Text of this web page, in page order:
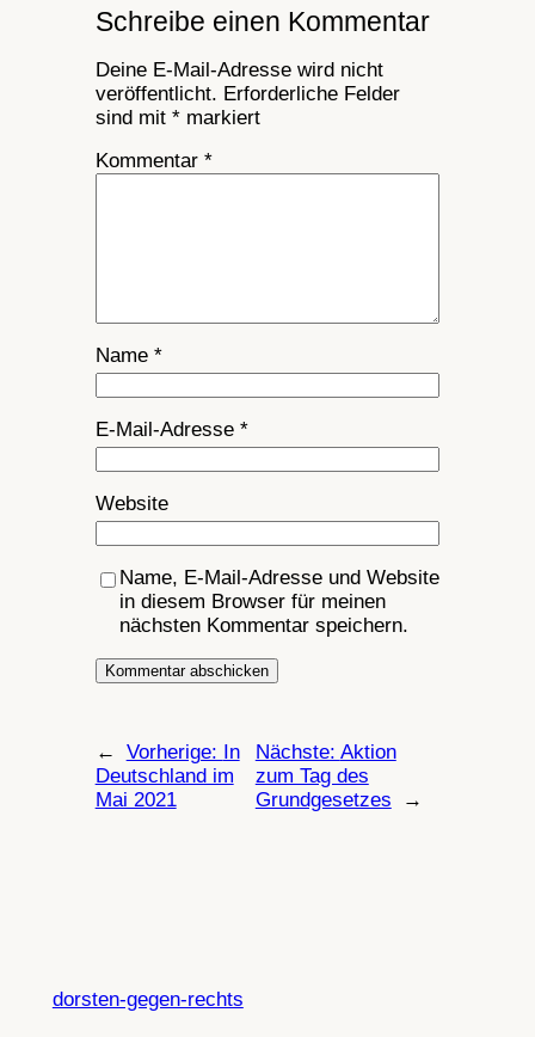
Schreibe einen Kommentar
Deine E-Mail-Adresse wird nicht
veröffentlicht. Erforderliche Felder
sind mit *markiert
Kommentar *
Name *
E-Mail-Adresse *
Website
Name, E-Mail-Adresse und Website
in diesem Browser für meinen
nächsten Kommentar speichern.
← Vorherige: In
Deutschland im
Mai 2021
Nächste: Aktion
zum Tag des
Grundgesetzes
→
dorsten-gegen-rechts